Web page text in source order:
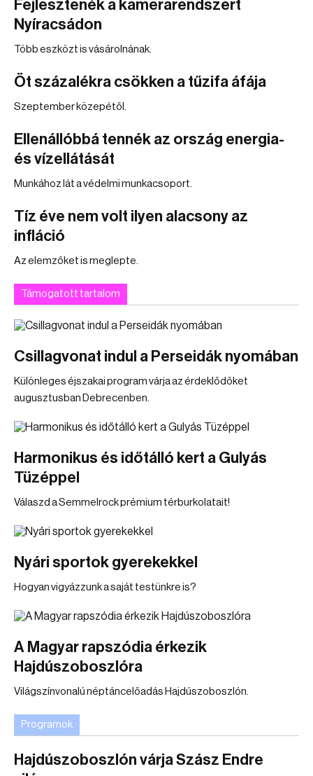
Fejlesztenék a kamerarendszert
Nyíracsádon
Több eszközt is vásárolnának.
Öt százalékra csökken a tűzifa áfája
Szeptember közepétől.
Ellenállóbbá tennék az ország energia-
és vízellátását
Munkához lát a védelmi munkacsoport.
Tíz éve nem volt ilyen alacsony az
infláció
Az elemzőket is meglepte.
Támogatott tartalom
Csillagvonat indul a Perseidák nyomában
Különleges éjszakai program várja az érdeklődőket
augusztusban Debrecenben.
Harmonikus és időtálló kert a Gulyás
Tüzéppel
Válaszd a Semmelrock prémium térburkolatait!
Nyári sportok gyerekekkel
Hogyan vigyázzunk a saját testünkre is?
A Magyar rapszódia érkezik
Hajdúszoboszlóra
Világszínvonalú néptáncelőadás Hajdúszoboszlón.
Programok
Hajdúszoboszlón várja Szász Endre